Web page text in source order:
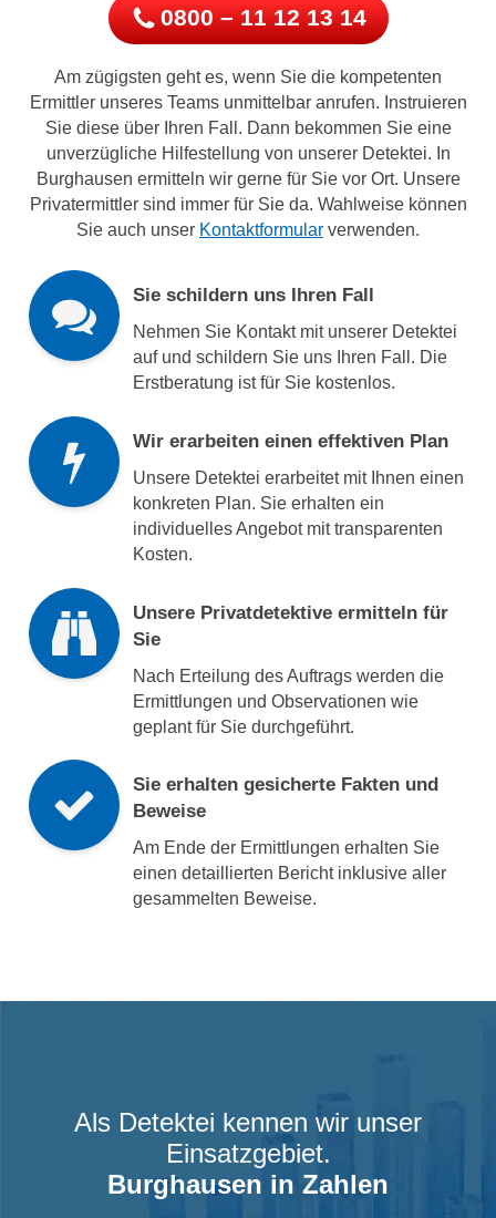
0800 – 11 12 13 14
Am zügigsten geht es, wenn Sie die kompetenten
Ermittler unseres Teams unmittelbar anrufen. Instruieren
Sie diese über Ihren Fall. Dann bekommen Sie eine
unverzügliche Hilfestellung von unserer Detektei. In
Burghausen ermitteln wir gerne für Sie vor Ort. Unsere
Privatermittler sind immer für Sie da. Wahlweise können
Sie auch unser Kontaktformular verwenden.
Sie schildern uns Ihren Fall
Nehmen Sie Kontakt mit unserer Detektei
auf und schildern Sie uns Ihren Fall. Die
Erstberatung ist für Sie kostenlos.
Wir erarbeiten einen effektiven Plan
Unsere Detektei erarbeitet mit Ihnen einen
konkreten Plan. Sie erhalten ein
individuelles Angebot mit transparenten
Kosten.
Unsere Privatdetektive ermitteln für
Sie
Nach Erteilung des Auftrags werden die
Ermittlungen und Observationen wie
geplant für Sie durchgeführt.
Sie erhalten gesicherte Fakten und
Beweise
Am Ende der Ermittlungen erhalten Sie
einen detaillierten Bericht inklusive aller
gesammelten Beweise.
Als Detektei kennen wir unser
Einsatzgebiet.
Burghausen in Zahlen